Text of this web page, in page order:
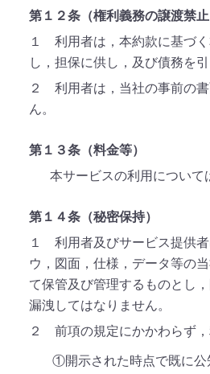
第１２条（権利義務の譲渡禁止
１ 利用者は，本約款に基づ
し，担保に供し，及び債務を
２ 利用者は，当社の事前の
ん。
第１３条（料金等）
本サービスの利用について
第１４条（秘密保持）
１ 利用者及びサービス提供
ウ，図面，仕様，データ等の
て保管及び管理するものとし
漏洩してはなりません。
２ 前項の規定にかかわらず，
①開示された時点で既に公